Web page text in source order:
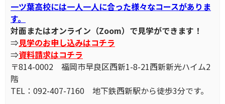
一ツ葉高校には一人一人に合った様々なコースがありま
す。
対面またはオンライン（Zoom）で見学ができます！
⇒見学のお申し込みはコチラ
⇒資料請求はコチラ
〒814-0002 福岡市早良区西新1-8-21西新新光ハイム2
階
TEL：092-407-7160 地下鉄西新駅から徒歩3分です。